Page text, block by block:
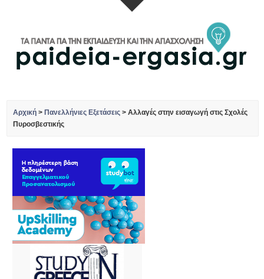
Αρχική > Πανελλήνιες Εξετάσεις >Αλλαγές στην εισαγωγή στις Σχολές
Πυροσβεστικής